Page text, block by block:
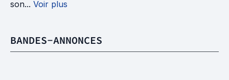
son... Voir plus
BANDES-ANNONCES